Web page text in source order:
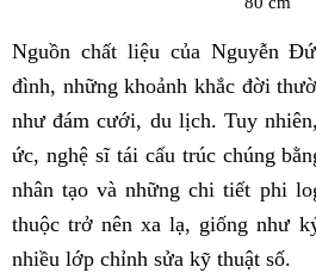
Nguồn chất liệu của Nguyễn
đình, những khoảnh khắc đời
như đám cưới, du lịch. Tuy
ức, nghệ sĩ tái cấu trúc chúng
nhân tạo và những chi tiết phi
thuộc trở nên xa lạ, giống như
nhiều lớp chỉnh sửa kỹ thuật số.